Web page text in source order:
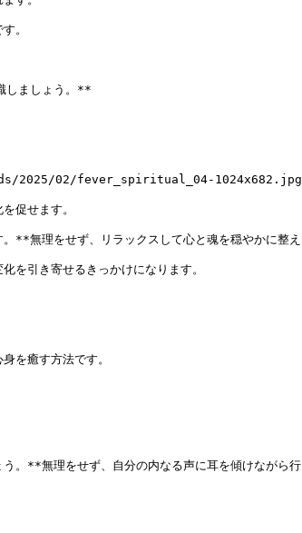
。
しましょう。**
2025/02/fever_spiritual_04-
促せます。
**無理をせず、リラックスして心と魂を穏やかに整
を引き寄せるきっかけになります。
を癒す方法です。
。**無理をせず、自分の内なる声に耳を傾けながら